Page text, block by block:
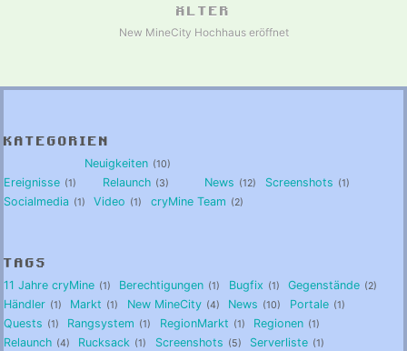
ÄLTER
New MineCity Hochhaus eröffnet
KATEGORIEN
Ereignisse 1
Neuigkeiten 10
Relaunch 3 News 12 Screenshots 1
Socialmedia 1 Video 1 cryMine Team 2
TAGS
11 Jahre cryMine 1 Berechtigungen 1 Bugfix 1 Gegenstände 2
Händler 1 Markt 1 New MineCity 4 News 10 Portale 1
Quests 1 Rangsystem 1 RegionMarkt 1 Regionen 1
Relaunch 4 Rucksack 1 Screenshots 5 Serverliste 1